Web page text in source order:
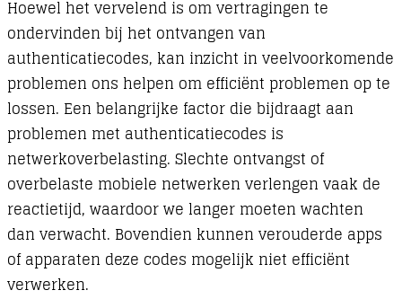
Hoewel het vervelend is om vertragingen te
ondervinden bij het ontvangen van
authenticatiecodes, kan inzicht in veelvoorkomende
problemen ons helpen om efficiënt problemen op te
lossen. Een belangrijke factor die bijdraagt aan
problemen met authenticatiecodes is
netwerkoverbelasting. Slechte ontvangst of
overbelaste mobiele netwerken verlengen vaak de
reactietijd, waardoor we langer moeten wachten
dan verwacht. Bovendien kunnen verouderde apps
of apparaten deze codes mogelijk niet efficiënt
verwerken.